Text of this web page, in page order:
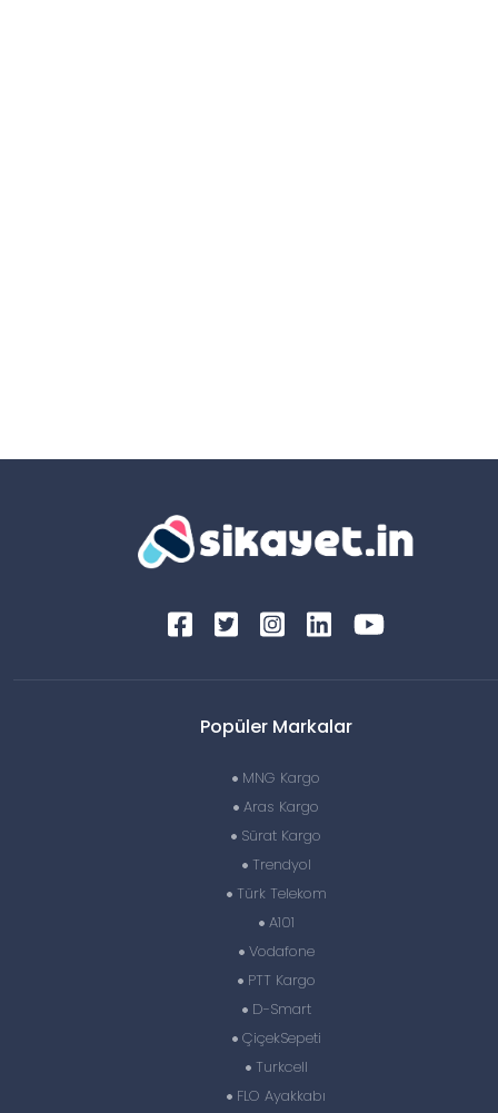
Popüler Markalar
MNG Kargo
Aras Kargo
Sürat Kargo
Trendyol
Türk Telekom
A101
Vodafone
PTT Kargo
D-Smart
ÇiçekSepeti
Turkcell
FLO Ayakkabı